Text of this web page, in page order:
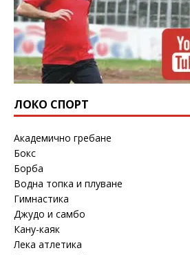
ЛОКО СПОРТ
Академично гребане
Бокс
Борба
Водна топка и плуване
Гимнастика
Джудо и самбо
Кану-каяк
Лека атлетика